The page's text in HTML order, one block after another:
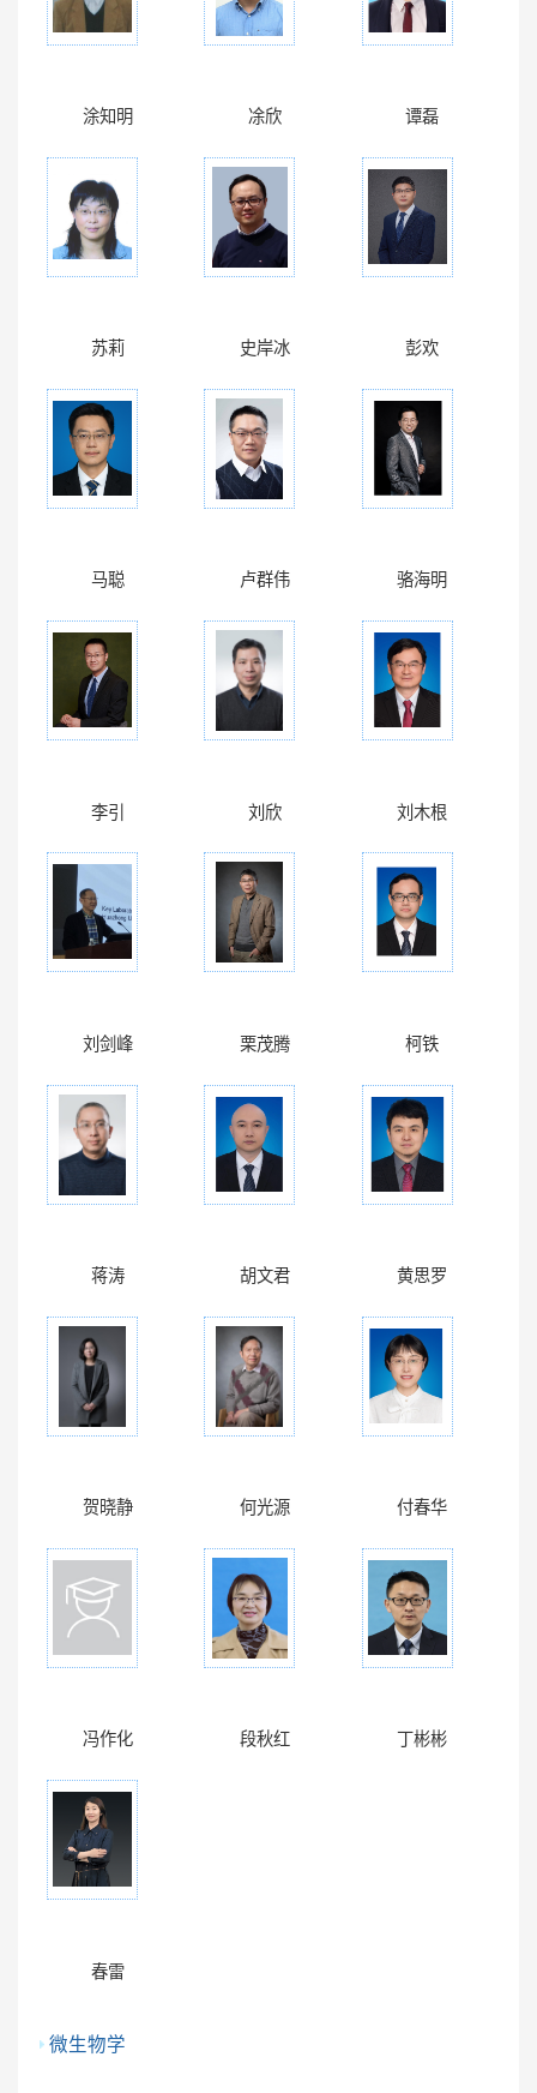
涂知明 凃欣 谭磊
苏莉 史岸冰 彭欢
马聪 卢群伟 骆海明
李引 刘欣 刘木根
刘剑峰 栗茂腾 柯铁
蒋涛 胡文君 黄思罗
贺晓静 何光源 付春华
冯作化 段秋红 丁彬彬
春雷
微生物学